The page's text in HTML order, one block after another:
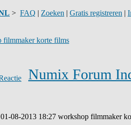
> FAQ | Zoeken | Gratis registreren |
filmmaker korte films
Numix Forum
01-08-2013 18:27 workshop filmmaker